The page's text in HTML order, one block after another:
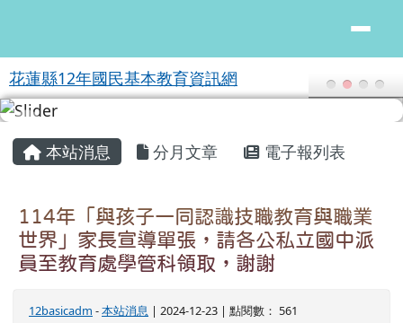
花蓮縣12年國民基本教育資訊網
主內容區域
本站消息 分月文章 電子報列表
114年「與孩子一同認識技職教育與職業
世界」家長宣導單張，請各公私立國中派
員至教育處學管科領取，謝謝
12basicadm -本站消息 | 2024-12-23 | 點閱數： 561
頁尾區域